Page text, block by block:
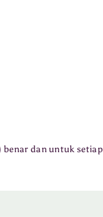
benar dan untuk setiap